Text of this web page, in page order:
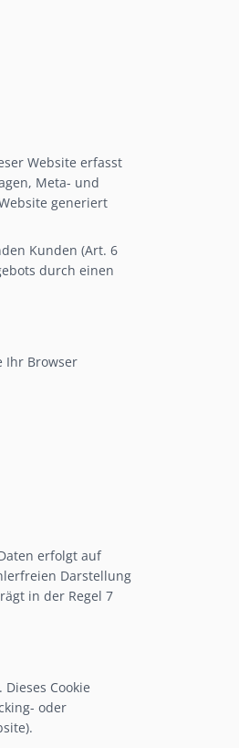
Website erfasst
Meta- und
generiert
Kunden (Art. 6
durch einen
Ihr Browser
erfolgt auf
Darstellung
in der Regel 7
Cookie
oder